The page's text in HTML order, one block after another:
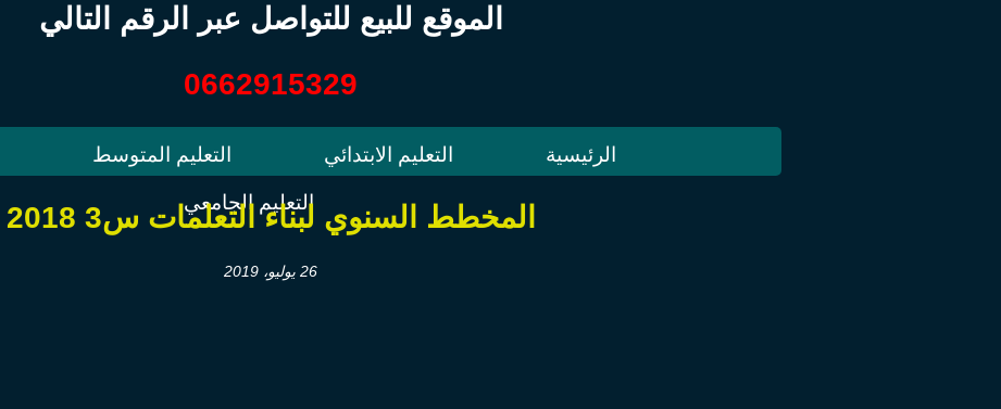
الموقع للبيع للتواصل عبر الرقم التالي
0662915329
الرئيسية التعليم الابتدائي التعليم المتوسط
التعليم الجامعي
المخطط السنوي لبناء التعلمات س3 2018
26 يوليو، 2019